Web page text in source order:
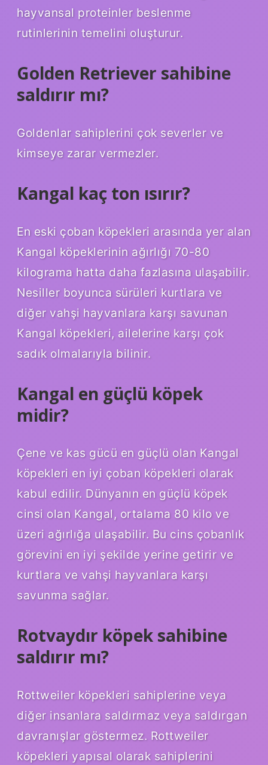
hayvansal proteinler beslenme
rutinlerinin temelini oluşturur.
Golden Retriever sahibine
saldırır mı?
Goldenlar sahiplerini çok severler ve
kimseye zarar vermezler.
Kangal kaç ton ısırır?
En eski çoban köpekleri arasında yer alan
Kangal köpeklerinin ağırlığı 70-80
kilograma hatta daha fazlasına ulaşabilir.
Nesiller boyunca sürüleri kurtlara ve
diğer vahşi hayvanlara karşı savunan
Kangal köpekleri, ailelerine karşı çok
sadık olmalarıyla bilinir.
Kangal en güçlü köpek
midir?
Çene ve kas gücü en güçlü olan Kangal
köpekleri en iyi çoban köpekleri olarak
kabul edilir. Dünyanın en güçlü köpek
cinsi olan Kangal, ortalama 80 kilo ve
üzeri ağırlığa ulaşabilir. Bu cins çobanlık
görevini en iyi şekilde yerine getirir ve
kurtlara ve vahşi hayvanlara karşı
savunma sağlar.
Rotvaydır köpek sahibine
saldırır mı?
Rottweiler köpekleri sahiplerine veya
diğer insanlara saldırmaz veya saldırgan
davranışlar göstermez. Rottweiler
köpekleri yapısal olarak sahiplerini